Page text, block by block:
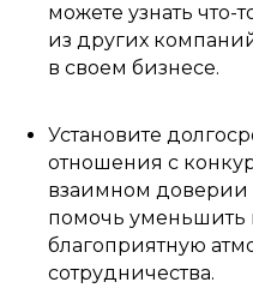
можете узнать что-
из других
в своем бизнесе.
Установите
отношения с
взаимном
помочь уменьшить
благоприятную
сотрудничества.